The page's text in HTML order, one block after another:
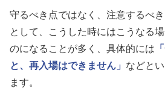
守るべき点ではなく、注意するべ
として、こうした時にはこうなる
のになることが多く、具体的には
と、再入場はできません」 などと
ます。